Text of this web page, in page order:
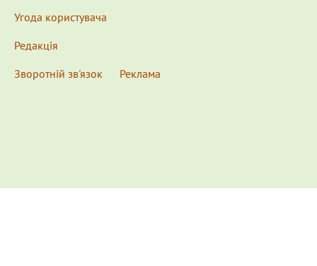
Угода користувача
Редакція
Зворотній зв'язок
Реклама